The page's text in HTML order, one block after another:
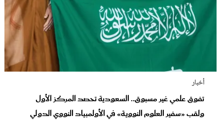
أخبار
تفوق علمي غير مسبوق.. السعودية تحصد المركز الأول
ولقب «سفير العلوم النووية» في الأولمبياد النووي الدولي